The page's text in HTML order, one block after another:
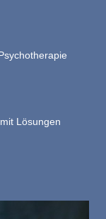
Lösungen